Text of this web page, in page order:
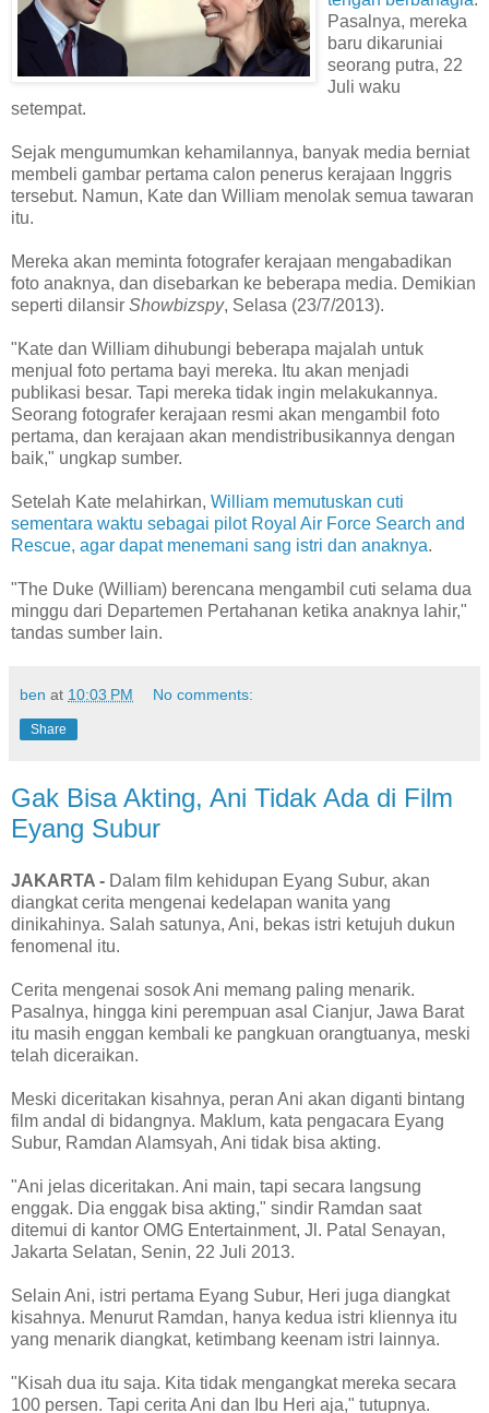
Pasalnya, mereka
baru dikaruniai
seorang putra, 22
Juli waku
setempat.
Sejak mengumumkan kehamilannya, banyak media berniat
membeli gambar pertama calon penerus kerajaan Inggris
tersebut. Namun, Kate dan William menolak semua tawaran
itu.
Mereka akan meminta fotografer kerajaan mengabadikan
foto anaknya, dan disebarkan ke beberapa media. Demikian
seperti dilansir Showbizspy, Selasa (23/7/2013).
"Kate dan William dihubungi beberapa majalah untuk
menjual foto pertama bayi mereka. Itu akan menjadi
publikasi besar. Tapi mereka tidak ingin melakukannya.
Seorang fotografer kerajaan resmi akan mengambil foto
pertama, dan kerajaan akan mendistribusikannya dengan
baik," ungkap sumber.
Setelah Kate melahirkan, William memutuskan cuti
sementara waktu sebagai pilot Royal Air Force Search and
Rescue, agar dapat menemani sang istri dan anaknya.
"The Duke (William) berencana mengambil cuti selama dua
minggu dari Departemen Pertahanan ketika anaknya lahir,"
tandas sumber lain.
ben at 10:03 PM No comments:
Share
Gak Bisa Akting, Ani Tidak Ada di Film
Eyang Subur
JAKARTA - Dalam film kehidupan Eyang Subur, akan
diangkat cerita mengenai kedelapan wanita yang
dinikahinya. Salah satunya, Ani, bekas istri ketujuh dukun
fenomenal itu.
Cerita mengenai sosok Ani memang paling menarik.
Pasalnya, hingga kini perempuan asal Cianjur, Jawa Barat
itu masih enggan kembali ke pangkuan orangtuanya, meski
telah diceraikan.
Meski diceritakan kisahnya, peran Ani akan diganti bintang
film andal di bidangnya. Maklum, kata pengacara Eyang
Subur, Ramdan Alamsyah, Ani tidak bisa akting.
"Ani jelas diceritakan. Ani main, tapi secara langsung
enggak. Dia enggak bisa akting," sindir Ramdan saat
ditemui di kantor OMG Entertainment, Jl. Patal Senayan,
Jakarta Selatan, Senin, 22 Juli 2013.
Selain Ani, istri pertama Eyang Subur, Heri juga diangkat
kisahnya. Menurut Ramdan, hanya kedua istri kliennya itu
yang menarik diangkat, ketimbang keenam istri lainnya.
"Kisah dua itu saja. Kita tidak mengangkat mereka secara
100 persen. Tapi cerita Ani dan Ibu Heri aja," tutupnya.